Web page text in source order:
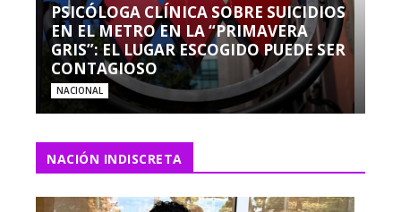
PSICÓLOGA CLÍNICA SOBRE SUICIDIOS
EN EL METRO EN LA “PRIMAVERA
GRIS”: EL LUGAR ESCOGIDO PUEDE SER
CONTAGIOSO
NACIONAL
NACIÓN INDISCRETA